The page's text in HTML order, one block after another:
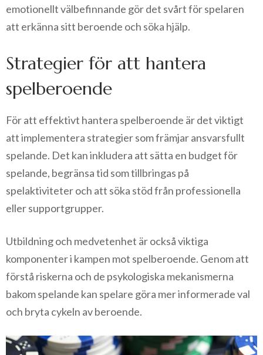
emotionellt välbefinnande gör det svårt för spelaren
att erkänna sitt beroende och söka hjälp.
Strategier för att hantera
spelberoende
För att effektivt hantera spelberoende är det viktigt
att implementera strategier som främjar ansvarsfullt
spelande. Det kan inkludera att sätta en budget för
spelande, begränsa tid som tillbringas på
spelaktiviteter och att söka stöd från professionella
eller supportgrupper.
Utbildning och medvetenhet är också viktiga
komponenter i kampen mot spelberoende. Genom att
förstå riskerna och de psykologiska mekanismerna
bakom spelande kan spelare göra mer informerade val
och bryta cykeln av beroende.